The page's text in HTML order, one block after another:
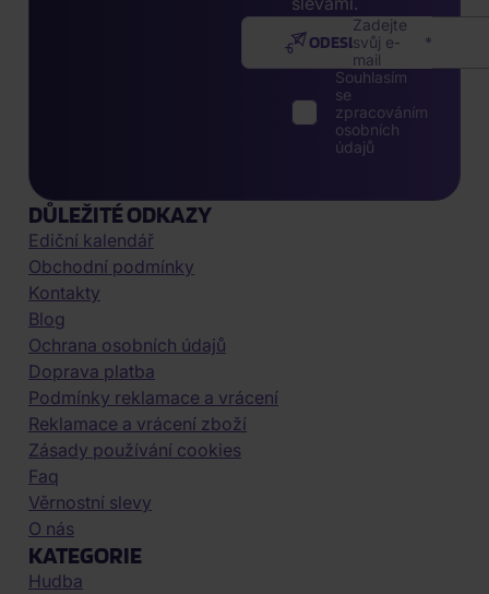
Zadejte
svůj e-
mail
ODESLAT
Souhlasím
se
zpracováním
osobních
údajů
DŮLEŽITÉ ODKAZY
Ediční kalendář
Obchodní podmínky
Kontakty
Blog
Ochrana osobních údajů
Doprava platba
Podmínky reklamace a vrácení
Reklamace a vrácení zboží
Zásady používání cookies
Faq
Věrnostní slevy
O nás
KATEGORIE
Hudba